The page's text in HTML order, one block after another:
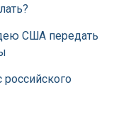
США передать